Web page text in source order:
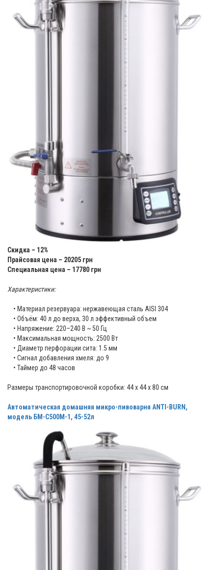
Скидка – 12%
Прайсовая цена – 20205 грн
Специальная цена – 17780 грн
Характеристики:
• Материал резервуара: нержавеющая сталь AISI 304
• Объём: 40 л до верха, 30 л эффективный объем
• Напряжение: 220–240 В ~ 50 Гц
• Максимальная мощность: 2500 Вт
• Диаметр перфорации сита: 1.5 мм
• Сигнал добавления хмеля: до 9
• Таймер до 48 часов
Размеры транспортировочной коробки: 44 х 44 х 80 см
Автоматическая домашняя микро-пивоварня ANTI-BURN,
модель БМ-С500М-1, 45-52л